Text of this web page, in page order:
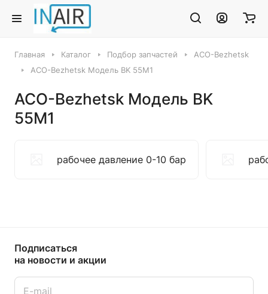
Главная Каталог Подбор запчастей
ACO-Bezhetsk
ACO-Bezhetsk Модель BK 55M1
ACO-Bezhetsk Модель BK
55M1
рабочее давление 0-10 бар
Подписаться
на новости и акции